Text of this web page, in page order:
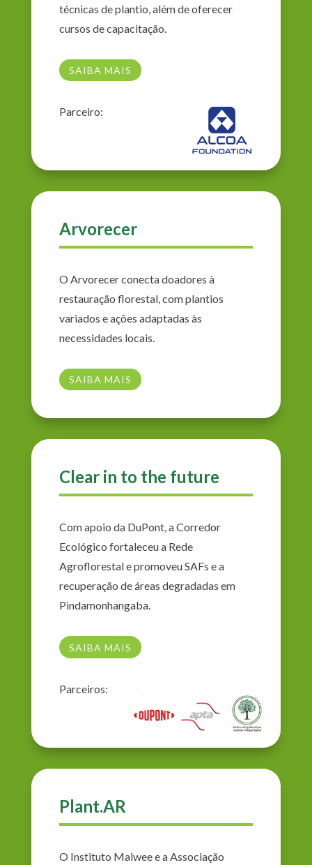
técnicas de plantio, além de oferecer
cursos de capacitação.
SAIBA MAIS
Parceiro:
Arvorecer
O Arvorecer conecta doadores à
restauração florestal, com plantios
variados e ações adaptadas às
necessidades locais.
SAIBA MAIS
Clear in to the future
Com apoio da DuPont, a Corredor
Ecológico fortaleceu a Rede
Agroflorestal e promoveu SAFs e a
recuperação de áreas degradadas em
Pindamonhangaba.
SAIBA MAIS
Parceiros:
Plant.AR
O Instituto Malwee e a Associação